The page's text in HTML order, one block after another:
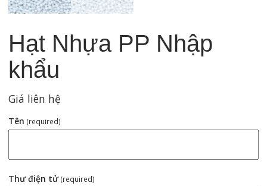
Hạt Nhựa PP Nhập
khẩu
Giá liên hệ
Tên (required)
Thư điện tử (required)